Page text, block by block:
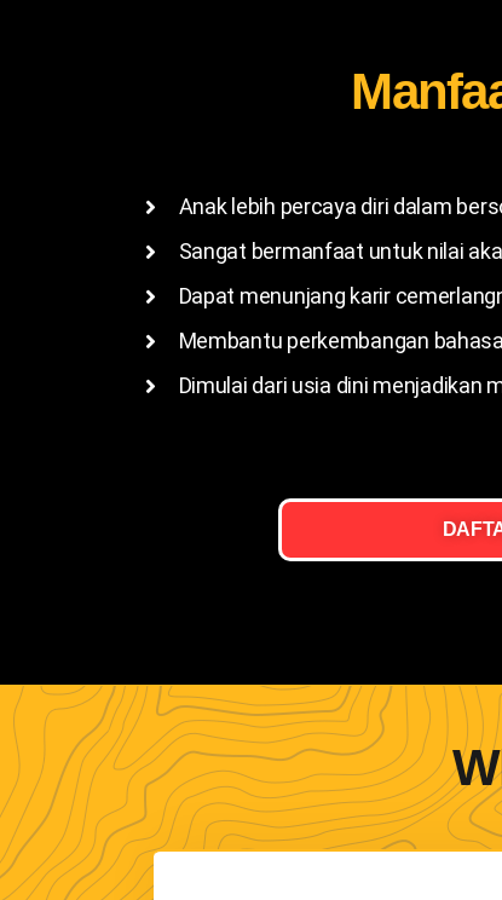
Anak lebih percaya diri dalam
Sangat bermanfaat untuk nilai
Dapat menunjang karir
Membantu perkembangan
Dimulai dari usia dini menjadikan